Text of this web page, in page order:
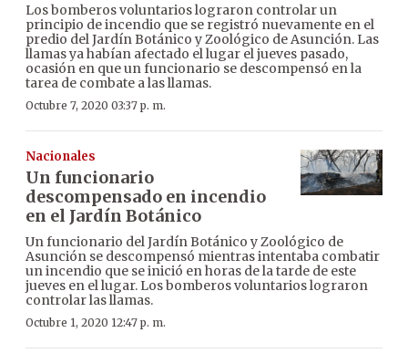
Los bomberos voluntarios lograron controlar un
principio de incendio que se registró nuevamente en el
predio del Jardín Botánico y Zoológico de Asunción. Las
llamas ya habían afectado el lugar el jueves pasado,
ocasión en que un funcionario se descompensó en la
tarea de combate a las llamas.
Octubre 7, 2020 03:37 p. m.
Nacionales
Un funcionario
descompensado en incendio
en el Jardín Botánico
Un funcionario del Jardín Botánico y Zoológico de
Asunción se descompensó mientras intentaba combatir
un incendio que se inició en horas de la tarde de este
jueves en el lugar. Los bomberos voluntarios lograron
controlar las llamas.
Octubre 1, 2020 12:47 p. m.